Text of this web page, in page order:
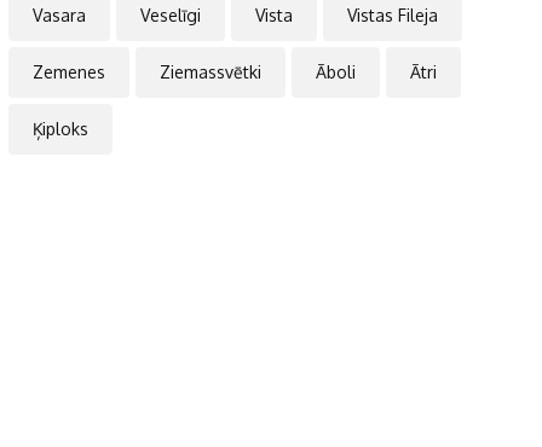
Vasara Veselīgi Vista Vistas Fileja
Zemenes Ziemassvētki Āboli Ātri
Ķiploks